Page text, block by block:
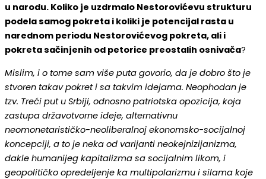
u narodu. Koliko je uzdrmalo Nestorovićevu strukturu
podela samog pokreta i koliki je potencijal rasta u
narednom periodu Nestorovićevog pokreta, ali i
pokreta sačinjenih od petorice preostalih osnivača?
Mislim, i o tome sam više puta govorio, da je dobro što je
stvoren takav pokret i sa takvim idejama. Neophodan je
tzv. Treći put u Srbiji, odnosno patriotska opozicija, koja
zastupa državotvorne ideje, alternativnu
neomonetarističko-neoliberalnoj ekonomsko-socijalnoj
koncepciji, a to je neka od varijanti neokejnizijanizma,
dakle humanijeg kapitalizma sa socijalnim likom, i
geopolitičko opredeljenje ka multipolarizmu i silama koje